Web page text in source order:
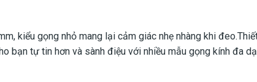
kiểu gọng nhỏ mang lại cảm giác nhẹ nhàng khi
bạn tự tin hơn và sành điệu với nhiều mẫu gọng kính đa